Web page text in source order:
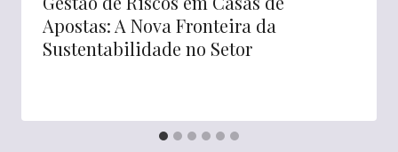
Apostas: A Nova Fronteira da
Sustentabilidade no Setor